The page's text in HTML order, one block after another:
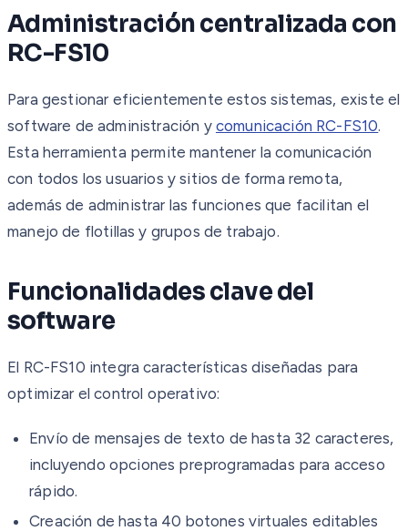
Administración centralizada con
RC-FS10
Para gestionar eficientemente estos sistemas, existe el
software de administración y comunicación RC-FS10.
Esta herramienta permite mantener la comunicación
con todos los usuarios y sitios de forma remota,
además de administrar las funciones que facilitan el
manejo de flotillas y grupos de trabajo.
Funcionalidades clave del
software
El RC-FS10 integra características diseñadas para
optimizar el control operativo:
Envío de mensajes de texto de hasta 32 caracteres,
incluyendo opciones preprogramadas para acceso
rápido.
Creación de hasta 40 botones virtuales editables